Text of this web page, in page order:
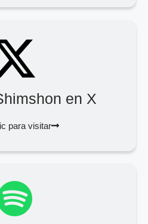
en X
para visitar